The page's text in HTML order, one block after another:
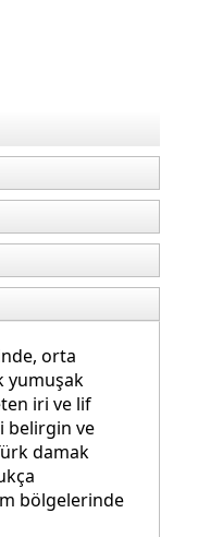
orta
yumuşak
iri ve lif
belirgin ve
damak
bölgelerinde